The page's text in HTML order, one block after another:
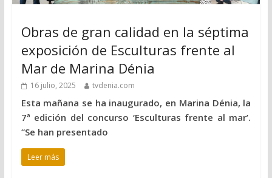
Obras de gran calidad en la séptima
exposición de Esculturas frente al
Mar de Marina Dénia
16 julio, 2025 tvdenia.com
Esta mañana se ha inaugurado, en Marina Dénia, la
7ª edición del concurso ‘Esculturas frente al mar’.
“Se han presentado
Leer más